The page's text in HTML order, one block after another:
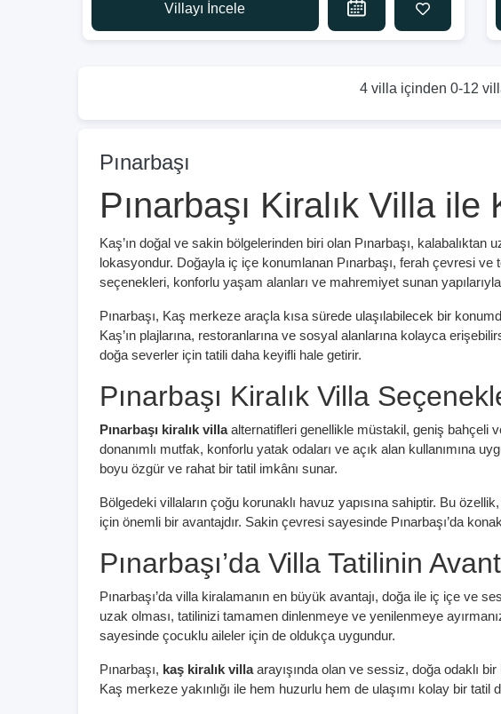
Villayı İncele
4 villa içinden 0-12
Pınarbaşı
Pınarbaşı Kiralık Villa ile
Kaş’ın doğal ve sakin bölgelerinden biri olan Pınarbaşı,
lokasyondur. Doğayla iç içe konumlanan Pınarbaşı, ferah çevresi ve
seçenekleri, konforlu yaşam alanları ve mahremiyet sunan
Pınarbaşı, Kaş merkeze araçla kısa sürede ulaşılabilecek bir
Kaş’ın plajlarına, restoranlarına ve sosyal alanlarına kolayca
doğa severler için tatili daha keyifli hale getirir.
Pınarbaşı Kiralık Villa
Pınarbaşı kiralık villaalternatifleri genellikle müstakil, geniş bahçeli
donanımlı mutfak, konforlu yatak odaları ve açık alan kullanımına
boyu özgür ve rahat bir tatil imkânı sunar.
Bölgedeki villaların çoğu korunaklı havuz yapısına sahiptir. Bu
için önemli bir avantajdır. Sakin çevresi sayesinde Pınarbaşı’da
Pınarbaşı’da Villa Tatilinin
Pınarbaşı’da villa kiralamanın en büyük avantajı, doğa ile iç içe ve
uzak olması, tatilinizi tamamen dinlenmeye ve yenilenmeye
sayesinde çocuklu aileler için de oldukça uygundur.
Pınarbaşı, kaş kiralık villaarayışında olan ve sessiz, doğa odaklı
Kaş merkeze yakınlığı ile hem huzurlu hem de ulaşımı kolay bir tatil